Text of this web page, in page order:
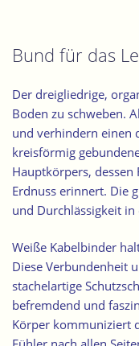
Bund für das
Der dreigliedrige,
Boden zu schweben.
und verhindern einen
kreisförmig
Hauptkörpers,
Erdnuss erinnert. Die
und Durchlässigkeit in
Weiße Kabelbinder
Diese Verbundenheit
stachelartige
befremdend und
Körper kommuniziert